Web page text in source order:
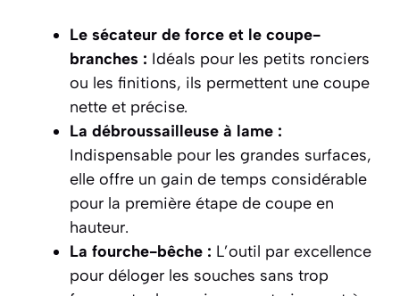
Le sécateur de force et le coupe-
branches : Idéals pour les petits ronciers
ou les finitions, ils permettent une coupe
nette et précise.
La débroussailleuse à lame :
Indispensable pour les grandes surfaces,
elle offre un gain de temps considérable
pour la première étape de coupe en
hauteur.
La fourche-bêche : L’outil par excellence
pour déloger les souches sans trop